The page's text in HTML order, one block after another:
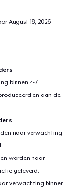
August 18, 2026
binnen 4-7
en aan de
naar verwachting
worden naar
geleverd.
verwachting binnen